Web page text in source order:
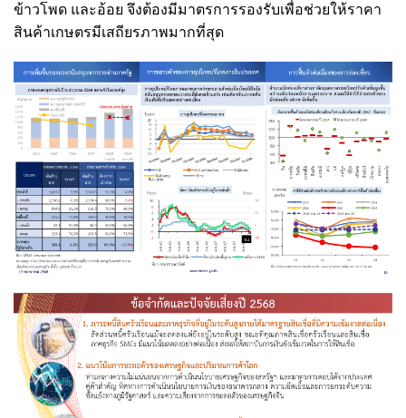
ข้าวโพด และอ้อย จึงต้องมีมาตรการรองรับเพื่อช่วยให้ราคา
สินค้าเกษตรมีเสถียรภาพมากที่สุด